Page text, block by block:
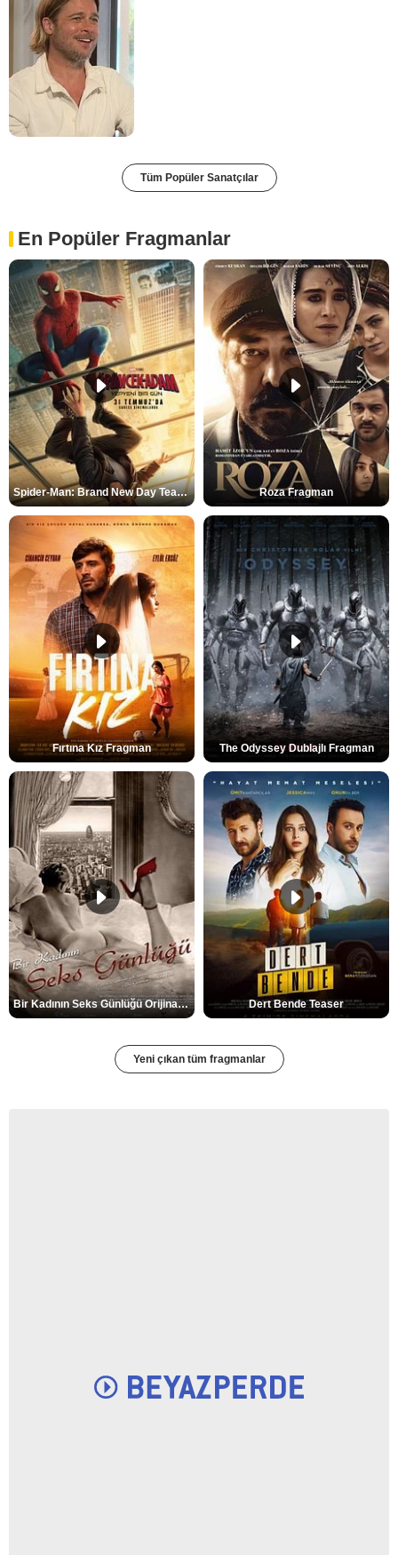
Tüm Popüler Sanatçılar
En Popüler Fragmanlar
Spider-Man: Brand New Day Teaser Roza Fragman
Fırtına Kız Fragman The Odyssey Dublajlı Fragman
Bir Kadının Seks Günlüğü Orijinal Fragman Dert Bende Teaser
Yeni çıkan tüm fragmanlar